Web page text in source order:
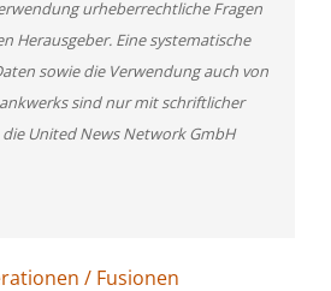
urheberrechtliche Fragen
Herausgeber. Eine systematische
sowie die Verwendung auch von
sind nur mit schriftlicher
United News Network GmbH
/ Fusionen